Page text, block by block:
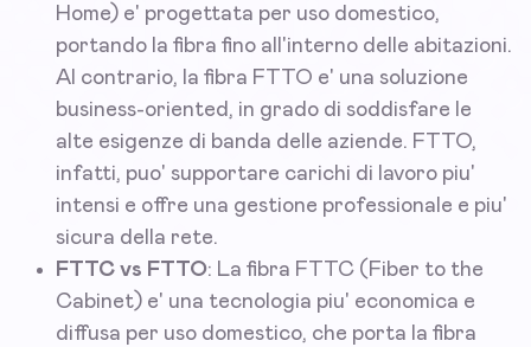
Home) e' progettata per uso domestico,
portando la fibra fino all'interno delle abitazioni.
Al contrario, la fibra FTTO e' una soluzione
business-oriented, in grado di soddisfare le
alte esigenze di banda delle aziende. FTTO,
infatti, puo' supportare carichi di lavoro piu'
intensi e offre una gestione professionale e piu'
sicura della rete.
FTTC vs FTTO: La fibra FTTC (Fiber to the
Cabinet) e' una tecnologia piu' economica e
diffusa per uso domestico, che porta la fibra